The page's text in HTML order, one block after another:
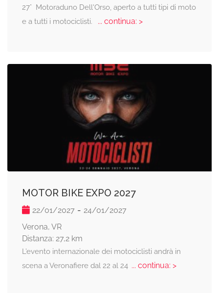
27° Motoraduno Dell'Orso, aperto a tutti tipi di moto
e a tutti i motociclisti.
... continua: >
MOTOR BIKE EXPO 2027
22/01/2027 - 24/01/2027
Verona, VR
Distanza: 27,2 km
L’evento internazionale dei motociclisti andrà in
scena a Veronafiere dal 22 al 24... continua: >